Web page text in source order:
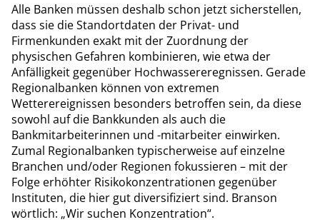
Alle Banken müssen deshalb schon jetzt sicherstellen,
dass sie die Standortdaten der Privat- und
Firmenkunden exakt mit der Zuordnung der
physischen Gefahren kombinieren, wie etwa der
Anfälligkeit gegenüber Hochwassereregnissen. Gerade
Regionalbanken können von extremen
Wetterereignissen besonders betroffen sein, da diese
sowohl auf die Bankkunden als auch die
Bankmitarbeiterinnen und -mitarbeiter einwirken.
Zumal Regionalbanken typischerweise auf einzelne
Branchen und/oder Regionen fokussieren – mit der
Folge erhöhter Risikokonzentrationen gegenüber
Instituten, die hier gut diversifiziert sind. Branson
wörtlich: „Wir suchen Konzentration“.